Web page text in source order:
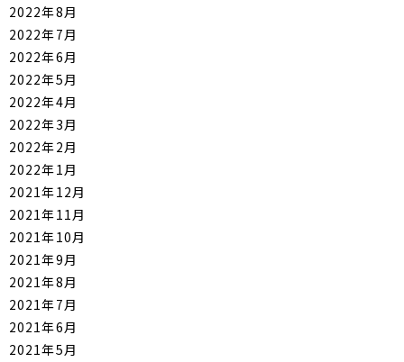
2022年8月
2022年7月
2022年6月
2022年5月
2022年4月
2022年3月
2022年2月
2022年1月
2021年12月
2021年11月
2021年10月
2021年9月
2021年8月
2021年7月
2021年6月
2021年5月